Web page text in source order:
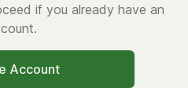
if you already have an
Account